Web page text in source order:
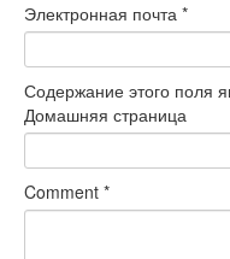
Электронная почта *
Содержание этого поля
Домашняя страница
Comment *